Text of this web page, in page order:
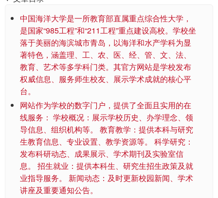
中国海洋大学是一所教育部直属重点综合性大学，
是国家“985工程”和“211工程”重点建设高校。学校坐
落于美丽的海滨城市青岛，以海洋和水产学科为显
著特色，涵盖理、工、农、医、经、管、文、法、
教育、艺术等多学科门类。其官方网站是学校发布
权威信息、服务师生校友、展示学术成就的核心平
台。
网站作为学校的数字门户，提供了全面且实用的在
线服务： 学校概况：展示学校历史、办学理念、领
导信息、组织机构等。 教育教学：提供本科与研究
生教育信息、专业设置、教学资源等。 科学研究：
发布科研动态、成果展示、学术期刊及实验室信
息。 招生就业：提供本科生、研究生招生政策及就
业指导服务。 新闻动态：及时更新校园新闻、学术
讲座及重要通知公告。